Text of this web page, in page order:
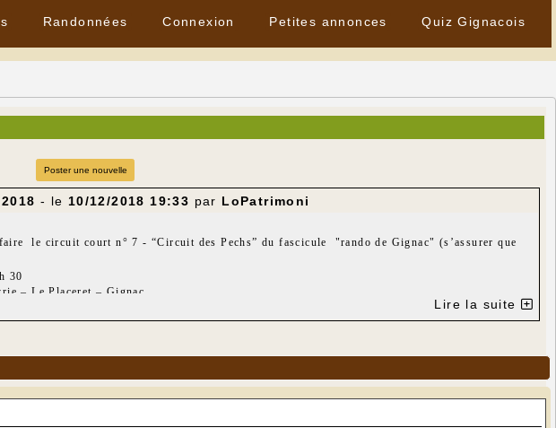
Randonnées Connexion Petites annonces Quiz Gignacois
Poster une nouvelle
- le 10/12/2018 19:33 par LoPatrimoni
faire le circuit court n° 7 - “Circuit des Pechs” du fascicule "rando de Gignac" (s’assurer que
30
– Le Placeret – Gignac
Lire la suite